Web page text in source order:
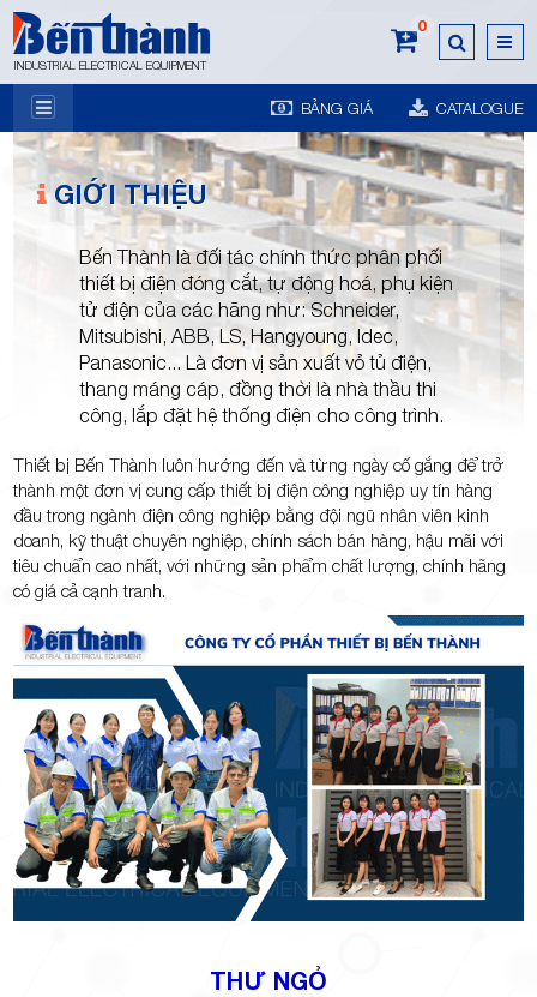
INDUSTRIAL ELECTRICAL EQUIPMENT
0
BẢNG GIÁ CATALOGUE
7A
Trương
Minh
Giảng,
phường
GIỚI THIỆU
Bến Thành là đối tác chính thức phân phối
thiết bị điện đóng cắt, tự động hoá, phụ kiện
tử điện của các hãng như: Schneider,
Mitsubishi, ABB, LS, Hangyoung, Idec,
Panasonic... Là đơn vị sản xuất vỏ tủ điện,
thang máng cáp, đồng thời là nhà thầu thi
công, lắp đặt hệ thống điện cho công trình.
Thiết bị Bến Thành luôn hướng đến và từng ngày cố gắng để trở
thành một đơn vị cung cấp thiết bị điện công nghiệp uy tín hàng
đầu trong ngành điện công nghiệp bằng đội ngũ nhân viên kinh
doanh, kỹ thuật chuyên nghiệp, chính sách bán hàng, hậu mãi với
tiêu chuẩn cao nhất, với những sản phẩm chất lượng, chính hãng
có giá cả cạnh tranh.
THƯ NGỎ